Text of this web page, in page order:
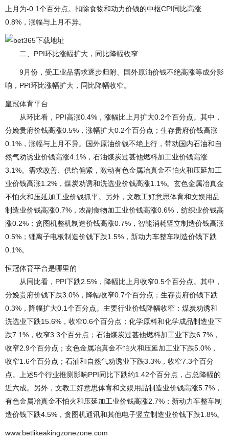
上月为-0.1个百分点。扣除食物和动力价钱的中枢CPI同比高涨
0.8%，涨幅与上月不异。
二、PPI环比涨幅扩大，同比降幅收窄
9月份，受工业品需求逐步归附、国外原油价钱不绝高涨等成分影
响，PPI环比涨幅扩大，同比降幅收窄。
皇冠体育平台
从环比看，PPI高涨0.4%，涨幅比上月扩大0.2个百分点。其中，
分娩贵府价钱高涨0.5%，涨幅扩大0.2个百分点；生存贵府价钱高涨
0.1%，涨幅与上月不异。国外原油价钱不绝上行，带动国内石油和自
然气劝诱业价钱高涨4.1%，石油煤炭过甚他燃料加工业价钱高涨
3.1%。需求改善、供给偏紧，激动有色金属冶真金不怕火和压延加工
业价钱高涨1.2%，煤炭劝诱和洗选业价钱高涨1.1%。玄色金属冶真金
不怕火和压延加工业价钱抓平。另外，文教工好意思体育和文娱用品
制造业价钱高涨0.7%，农副食物加工业价钱高涨0.6%，纺织业价钱高
涨0.2%；贪图机整机制造价钱高涨0.7%，智能消耗竖立制造价钱高涨
0.5%；锂离子电板制造价钱下跌1.5%，新动力车整车制造价钱下跌
0.1%。
恒冠体育平台是哪里的
从同比看，PPI下跌2.5%，降幅比上月收窄0.5个百分点。其中，
分娩贵府价钱下跌3.0%，降幅收窄0.7个百分点；生存贵府价钱下跌
0.3%，降幅扩大0.1个百分点。主要行业价钱降幅收窄：煤炭劝诱和
洗选业下跌15.6%，收窄0.6个百分点；化学原料和化学成品制造业下
跌7.1%，收窄3.3个百分点；石油煤炭过甚他燃料加工业下跌6.7%，
收窄2.9个百分点；玄色金属冶真金不怕火和压延加工业下跌5.0%，
收窄1.6个百分点；石油和自然气劝诱业下跌3.3%，收窄7.3个百分
点。上述5个行业推测影响PPI同比下跌约1.42个百分点，占总降幅的
近六成。另外，文教工好意思体育和文娱用品制造业价钱高涨5.7%，
有色金属冶真金不怕火和压延加工业价钱高涨2.7%；新动力车整车制
造价钱下跌4.5%，贪图机通讯和其他电子竖立制造业价钱下跌1.8%。
www.betlikeakingzonezone.com